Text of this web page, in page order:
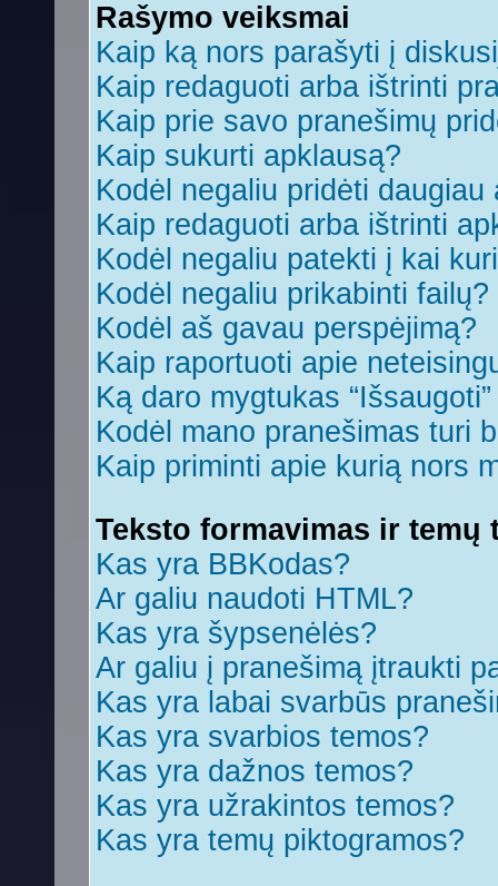
Rašymo veiksmai
Kaip ką nors parašyti į
Kaip redaguoti arba ištrinti
Kaip prie savo pranešimų
Kaip sukurti apklausą?
Kodėl negaliu pridėti
Kaip redaguoti arba ištrinti
Kodėl negaliu patekti į kai
Kodėl negaliu prikabinti failų?
Kodėl aš gavau perspėjimą?
Kaip raportuoti apie
Ką daro mygtukas
Kodėl mano pranešimas turi
Kaip priminti apie kurią nors
Teksto formavimas ir temų
Kas yra BBKodas?
Ar galiu naudoti HTML?
Kas yra šypsenėlės?
Ar galiu į pranešimą įtraukti
Kas yra labai svarbūs
Kas yra svarbios temos?
Kas yra dažnos temos?
Kas yra užrakintos temos?
Kas yra temų piktogramos?